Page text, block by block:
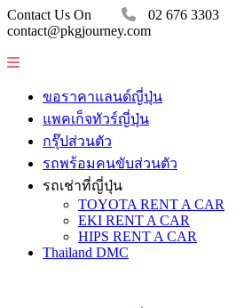
Contact Us On
02 676 3303
contact@pkgjourney.com
ขอราคาแลนด์ญี่ปุ่น
แพคเก็จทัวร์ญี่ปุ่น
กรุ๊ปส่วนตัว
รถพร้อมคนขับส่วนตัว
รถเช่าที่ญี่ปุ่น
TOYOTA RENT A CAR
EKI RENT A CAR
HIPS RENT A CAR
Thailand DMC